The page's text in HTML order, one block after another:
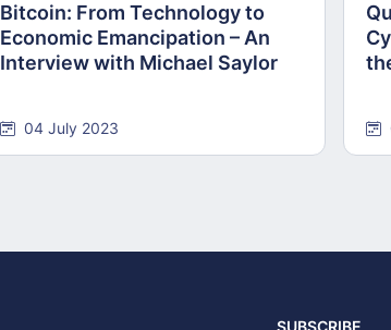
Bitcoin: From Technology to
Economic Emancipation – An
Interview with Michael Saylor
04 July 2023
SUBSCRIBE